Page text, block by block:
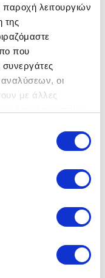
λειτουργιών
της
που
συνεργάτες
οι
με άλλες